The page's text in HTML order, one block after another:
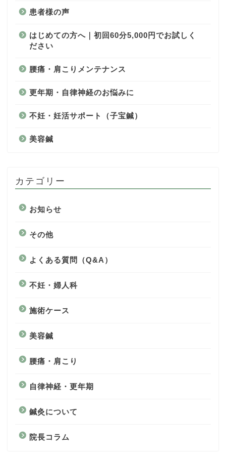
患者様の声
はじめての方へ｜初回60分5,000円でお試しく
ださい
腰痛・肩こりメンテナンス
更年期・自律神経のお悩みに
不妊・妊活サポート（子宝鍼）
美容鍼
カテゴリー
お知らせ
その他
よくある質問（Q&A）
不妊・婦人科
施術ケース
美容鍼
腰痛・肩こり
自律神経・更年期
鍼灸について
院長コラム